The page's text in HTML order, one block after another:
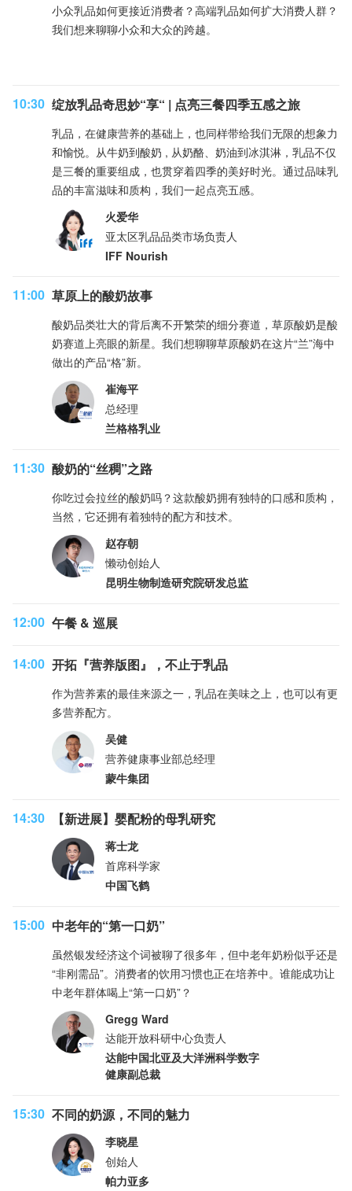
小众乳品如何更接近消费者？高端乳品如何扩大消费人群？
我们想来聊聊小众和大众的跨越。
10:30 绽放乳品奇思妙“享“ | 点亮三餐四季五感之旅
乳品，在健康营养的基础上，也同样带给我们无限的想象力
和愉悦。从牛奶到酸奶 , 从奶酪、奶油到冰淇淋，乳品不仅
是三餐的重要组成，也贯穿着四季的美好时光。通过品味乳
品的丰富滋味和质构，我们一起点亮五感。
火爱华
亚太区乳品品类市场负责人
IFF Nourish
11:00 草原上的酸奶故事
酸奶品类壮大的背后离不开繁荣的细分赛道，草原酸奶是酸
奶赛道上亮眼的新星。我们想聊聊草原酸奶在这片“兰”海中
做出的产品“格”新。
崔海平
总经理
兰格格乳业
11:30 酸奶的“丝稠”之路
你吃过会拉丝的酸奶吗？这款酸奶拥有独特的口感和质构，
当然，它还拥有着独特的配方和技术。
赵存朝
懒动创始人
昆明生物制造研究院研发总监
12:00 午餐 & 巡展
14:00 开拓『营养版图』，不止于乳品
作为营养素的最佳来源之一，乳品在美味之上，也可以有更
多营养配方。
吴健
营养健康事业部总经理
蒙牛集团
14:30 【新进展】婴配粉的母乳研究
蒋士龙
首席科学家
中国飞鹤
15:00 中老年的“第一口奶”
虽然银发经济这个词被聊了很多年，但中老年奶粉似乎还是
“非刚需品”。消费者的饮用习惯也正在培养中。谁能成功让
中老年群体喝上“第一口奶”？
Gregg Ward
达能开放科研中心负责人
达能中国北亚及大洋洲科学数字
健康副总裁
15:30 不同的奶源，不同的魅力
李晓星
创始人
帕力亚多